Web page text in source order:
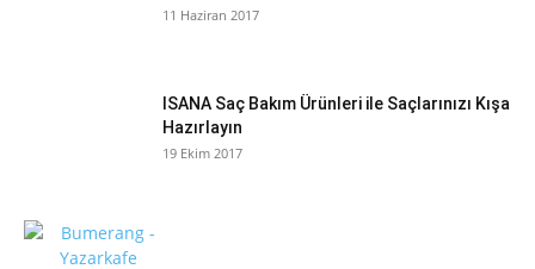
11 Haziran 2017
ISANA Saç Bakım Ürünleri ile Saçlarınızı Kışa
Hazırlayın
19 Ekim 2017